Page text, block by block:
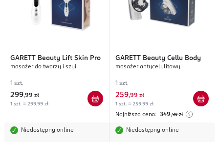
GARETT Beauty Lift Skin Pro
masażer do twarzy i szyi
1 szt.
299,99 zł
1 szt. = 299,99 zł
Niedostępny online
GARETT Beauty Cellu Body
masażer antycelulitowy
1 szt.
259,99 zł
1 szt. = 259,99 zł
Najniższa cena: 349,99 zł
Niedostępny online